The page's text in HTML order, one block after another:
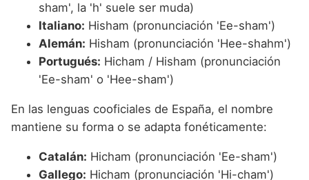
sham', la 'h' suele ser muda)
Italiano: Hisham (pronunciación 'Ee-sham')
Alemán: Hisham (pronunciación 'Hee-shahm')
Portugués: Hicham / Hisham (pronunciación
'Ee-sham' o 'Hee-sham')
En las lenguas cooficiales de España, el nombre
mantiene su forma o se adapta fonéticamente:
Catalán: Hicham (pronunciación 'Ee-sham')
Gallego: Hicham (pronunciación 'Hi-cham')